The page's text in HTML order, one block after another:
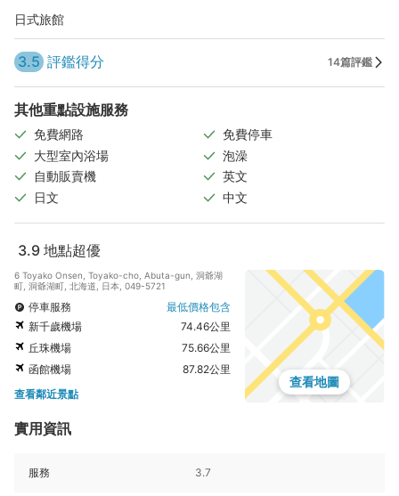
日式旅館
3.5 評鑑得分 14篇評鑑
其他重點設施服務
免費網路
免費停車
大型室內浴場
泡澡
自動販賣機
英文
日文
中文
3.9 地點超優
6 Toyako Onsen, Toyako-cho, Abuta-gun, 洞爺湖
町, 洞爺湖町, 北海道, 日本, 049-5721
停車服務
最低價格包含
新千歲機場
74.46公里
丘珠機場
75.66公里
函館機場
87.82公里
查看鄰近景點
查看地圖
實用資訊
服務 3.7